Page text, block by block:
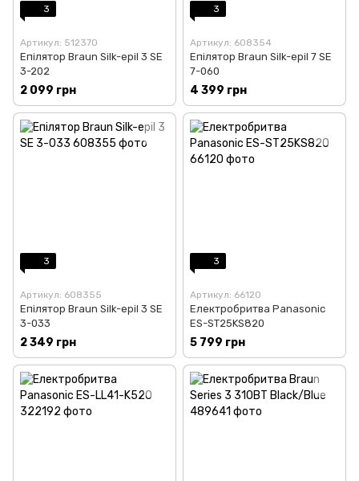
3
Артикул: 512370
Епілятор Braun Silk-epil 3 SE
3-202
2 099 грн
3
Артикул: 608354
Епілятор Braun Silk-epil 7 SE
7-060
4 399 грн
3
Артикул: 608355
Епілятор Braun Silk-epil 3 SE
3-033
2 349 грн
3
Артикул: 66120
Електробритва Panasonic
ES-ST25KS820
5 799 грн